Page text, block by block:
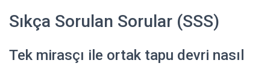
Sıkça Sorulan Sorular (SSS)
Tek mirasçı ile ortak tapu devri nasıl